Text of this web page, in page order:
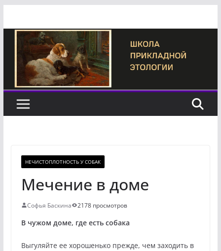
содержимому
НЕЧИСТОПЛОТНОСТЬ У СОБАК
Мечение в доме
Софья Баскина 2178 просмотров
В чужом доме, где есть собака
Выгуляйте ее хорошенько прежде, чем заходить в